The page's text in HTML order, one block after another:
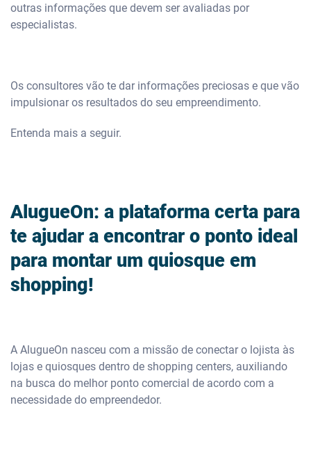
outras informações que devem ser avaliadas por
especialistas.
Os consultores vão te dar informações preciosas e que vão
impulsionar os resultados do seu empreendimento.
Entenda mais a seguir.
AlugueOn: a plataforma certa para
te ajudar a encontrar o ponto ideal
para montar um quiosque em
shopping!
A AlugueOn nasceu com a missão de conectar o lojista às
lojas e quiosques dentro de shopping centers, auxiliando
na busca do melhor ponto comercial de acordo com a
necessidade do empreendedor.